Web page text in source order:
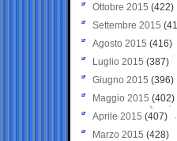
Ottobre 2015 (422)
Settembre 2015
Agosto 2015 (416)
Luglio 2015 (387)
Giugno 2015 (396)
Maggio 2015 (402)
Aprile 2015 (407)
Marzo 2015 (428)